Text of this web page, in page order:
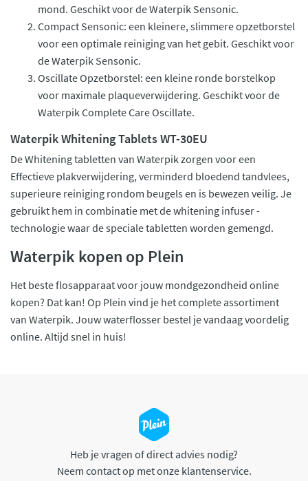
mond. Geschikt voor de Waterpik Sensonic.
Compact Sensonic: een kleinere, slimmere opzetborstel
voor een optimale reiniging van het gebit. Geschikt voor
de Waterpik Sensonic.
Oscillate Opzetborstel: een kleine ronde borstelkop
voor maximale plaqueverwijdering. Geschikt voor de
Waterpik Complete Care Oscillate.
Waterpik Whitening Tablets WT-30EU
De Whitening tabletten van Waterpik zorgen voor een
Effectieve plakverwijdering, verminderd bloedend tandvlees,
superieure reiniging rondom beugels en is bewezen veilig. Je
gebruikt hem in combinatie met de whitening infuser -
technologie waar de speciale tabletten worden gemengd.
Waterpik kopen op Plein
Het beste flosapparaat voor jouw mondgezondheid online
kopen? Dat kan! Op Plein vind je het complete assortiment
van Waterpik. Jouw waterflosser bestel je vandaag voordelig
online. Altijd snel in huis!
Heb je vragen of direct advies nodig?
Neem contact op met onze klantenservice.